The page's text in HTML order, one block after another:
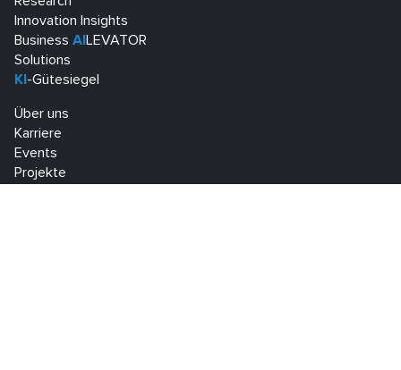
Innovation Insights
Business AI LEVATOR
Solutions
KI -Gütesiegel
Über uns
Karriere
Events
Projekte